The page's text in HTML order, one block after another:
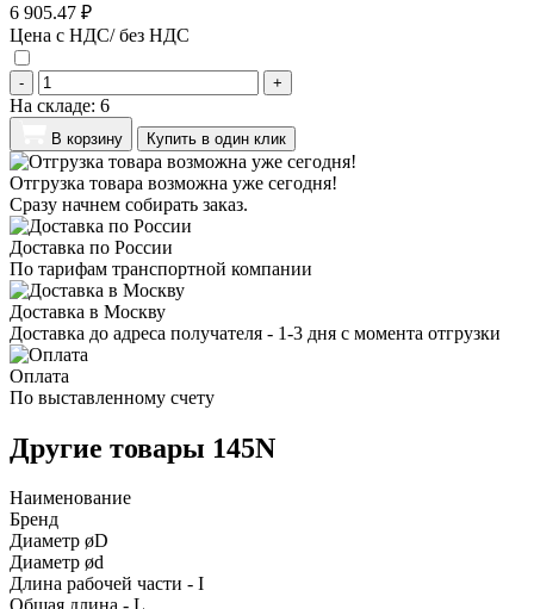
6 905.47 ₽
Цена с НДС/ без НДС
- +
На складе: 6
В корзину Купить в один клик
Отгрузка товара возможна уже сегодня!
Сразу начнем собирать заказ.
Доставка по России
По тарифам транспортной компании
Доставка в Москву
Доставка до адреса получателя - 1-3 дня с момента отгрузки
Оплата
По выставленному счету
Другие товары 145N
Наименование
Бренд
Диаметр øD
Диаметр ød
Длина рабочей части - I